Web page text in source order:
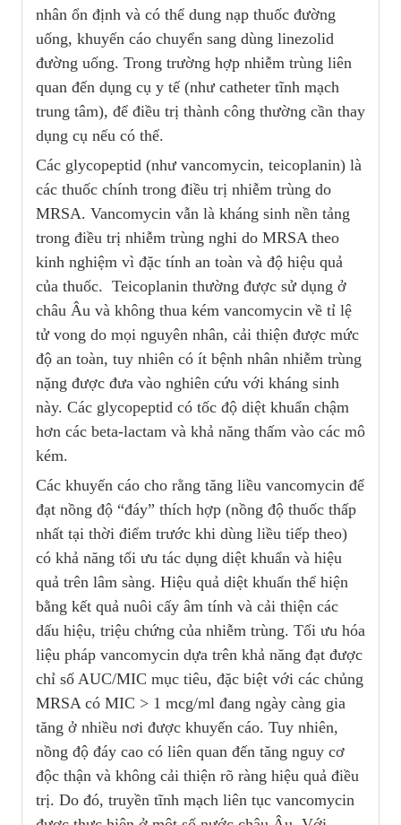
nhân ổn định và có thể dung nạp thuốc đường
uống, khuyến cáo chuyển sang dùng linezolid
đường uống. Trong trường hợp nhiễm trùng liên
quan đến dụng cụ y tế (như catheter tĩnh mạch
trung tâm), để điều trị thành công thường cần thay
dụng cụ nếu có thể.
Các glycopeptid (như vancomycin, teicoplanin) là
các thuốc chính trong điều trị nhiễm trùng do
MRSA. Vancomycin vẫn là kháng sinh nền tảng
trong điều trị nhiễm trùng nghi do MRSA theo
kinh nghiệm vì đặc tính an toàn và độ hiệu quả
của thuốc. Teicoplanin thường được sử dụng ở
châu Âu và không thua kém vancomycin về tỉ lệ
tử vong do mọi nguyên nhân, cải thiện được mức
độ an toàn, tuy nhiên có ít bệnh nhân nhiễm trùng
nặng được đưa vào nghiên cứu với kháng sinh
này. Các glycopeptid có tốc độ diệt khuẩn chậm
hơn các beta-lactam và khả năng thấm vào các mô
kém.
Các khuyến cáo cho rằng tăng liều vancomycin để
đạt nồng độ “đáy” thích hợp (nồng độ thuốc thấp
nhất tại thời điểm trước khi dùng liều tiếp theo)
có khả năng tối ưu tác dụng diệt khuẩn và hiệu
quả trên lâm sàng. Hiệu quả diệt khuẩn thể hiện
bằng kết quả nuôi cấy âm tính và cải thiện các
dấu hiệu, triệu chứng của nhiễm trùng. Tối ưu hóa
liệu pháp vancomycin dựa trên khả năng đạt được
chỉ số AUC/MIC mục tiêu, đặc biệt với các chủng
MRSA có MIC > 1 mcg/ml đang ngày càng gia
tăng ở nhiều nơi được khuyến cáo. Tuy nhiên,
nồng độ đáy cao có liên quan đến tăng nguy cơ
độc thận và không cải thiện rõ ràng hiệu quả điều
trị. Do đó, truyền tĩnh mạch liên tục vancomycin